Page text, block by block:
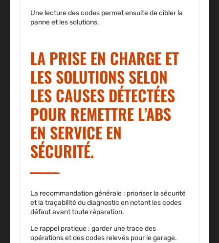
Une lecture des codes permet ensuite de cibler la
panne et les solutions.
LA PRISE EN CHARGE ET
LES SOLUTIONS SELON
LES CAUSES DÉTECTÉES
POUR REMETTRE L’ABS
EN SERVICE EN
SÉCURITÉ.
La recommandation générale : prioriser la sécurité
et la traçabilité du diagnostic en notant les codes
défaut avant toute réparation.
Le rappel pratique : garder une trace des
opérations et des codes relevés pour le garage.